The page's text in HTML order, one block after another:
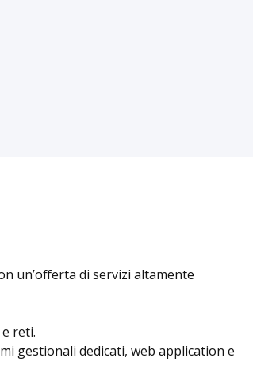
un’offerta di servizi altamente
reti.
gestionali dedicati, web application e